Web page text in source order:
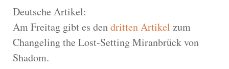
Deutsche Artikel:
Am Freitag gibt es dendritten Artikel zum
Changeling the Lost-Setting Miranbrück von
Shadom.